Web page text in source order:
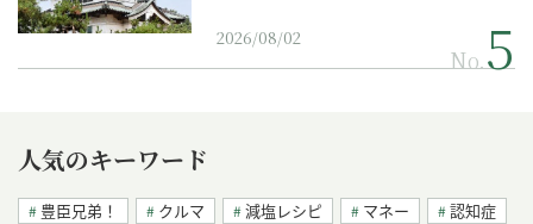
2026/08/02
No.
人気のキーワード
豊臣兄弟！ クルマ 減塩レシピ マネー
認知症